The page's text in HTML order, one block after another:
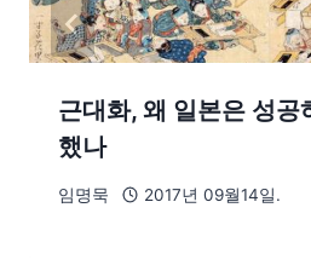
근대화, 왜 일본은 성공
했나
임명묵 2017년 09월14일.